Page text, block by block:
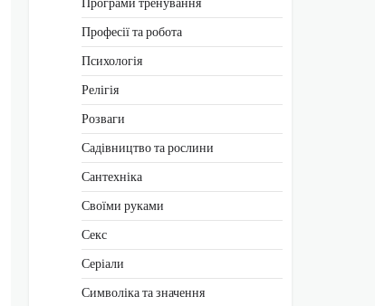
Професії та робота
Психологія
Релігія
Розваги
Садівництво та рослини
Сантехніка
Своїми руками
Секс
Серіали
Символіка та значення